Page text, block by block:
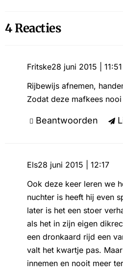
4 Reacties
Fritske28 juni 2015 | 11:51
Rijbewijs afnemen,
Zodat deze mafkees
Beantwoorden
Els28 juni 2015 | 12:17
Ook deze keer leren we
nuchter is heeft hij even
later is het een stoer
als het in zijn eigen
een dronkaard rijd een
valt het kwartje pas.
innemen en nooit meer